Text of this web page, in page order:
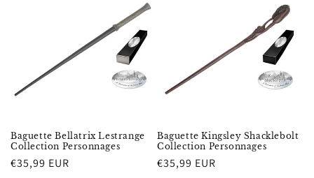
Baguette Bellatrix Lestrange
Collection Personnages
Prix
€35,99 EUR
Baguette Kingsley Shacklebolt
Collection Personnages
Prix
€35,99 EUR